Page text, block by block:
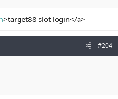
>target88 slot login</a>
#204